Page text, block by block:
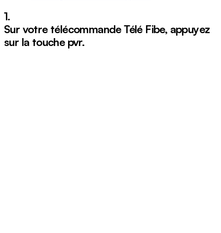
1.
Sur votre télécommande Télé Fibe, appuyez
sur la touche pvr.